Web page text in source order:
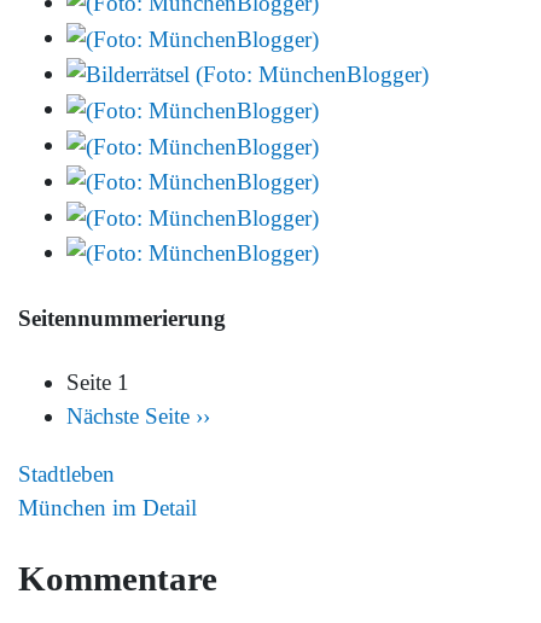
Seitennummerierung
Seite 1
Nächste Seite ››
Stadtleben
München im Detail
Kommentare